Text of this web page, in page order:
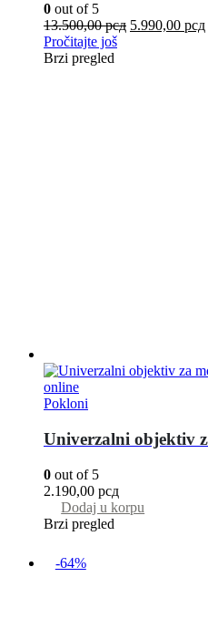
0 out of 5
13.500,00рсд 5.990,00 рсд
Pročitajte još
Brzi pregled
Pokloni
Univerzalni objektiv
0 out of 5
2.190,00 рсд
Dodaj u korpu
Brzi pregled
-64%